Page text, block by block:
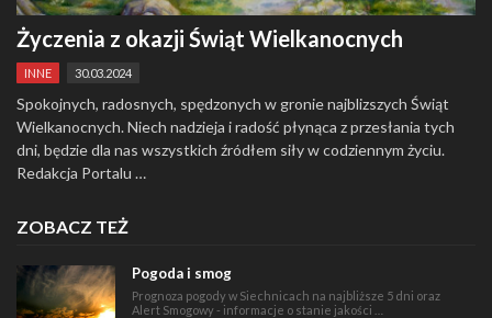
Życzenia z okazji Świąt Wielkanocnych
INNE 30.03.2024
Spokojnych, radosnych, spędzonych w gronie najblizszych Świąt
Wielkanocnych. Niech nadzieja i radość płynąca z przesłania tych
dni, będzie dla nas wszystkich źródłem siły w codziennym życiu.
Redakcja Portalu …
ZOBACZ TEŻ
Pogoda i smog
Prognoza pogody w Siechnicach na najbliższe 5 dni oraz
Alert Smogowy - informacje o stanie jakości …